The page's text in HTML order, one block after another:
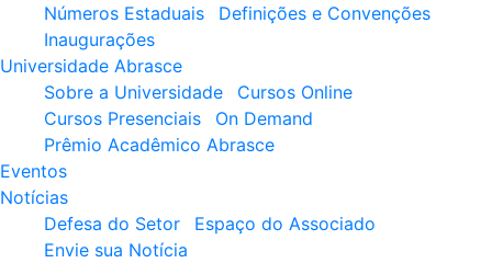
Números Estaduais
Definições e Convenções
Inaugurações
Universidade Abrasce
Sobre a Universidade
Cursos Online
Cursos Presenciais
On Demand
Prêmio Acadêmico Abrasce
Eventos
Notícias
Defesa do Setor
Espaço do Associado
Envie sua Notícia